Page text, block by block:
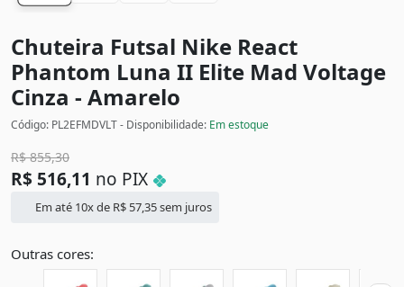
Chuteira Futsal Nike React
Phantom Luna II Elite Mad Voltage
Cinza - Amarelo
Código: PL2EFMDVLT - Disponibilidade: Em estoque
R$855,30
R$ 516,11 no PIX
Em até 10x de R$ 57,35sem juros
Outras cores: